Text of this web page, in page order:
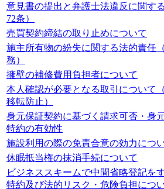
意見書の提出と弁護士法違反に関す
72条）
売買契約締結の取り止めについて
施主所有物の紛失に関する法的責任
務）
擁壁の補修費用負担者について
本人確認が必要となる取引について
移転防止）
身元保証契約に基づく請求可否・身
特約の有効性
施設利用の際の免責合意の効力につ
休眠抵当権の抹消手続について
ビジネススキームで中間省略登記を
特約及び法的リスク・危険負担につ